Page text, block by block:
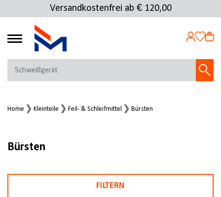
Versandkostenfrei ab € 120,00
4.72
MEIN KONTO
Jetzt anmelden
Jetzt registrieren
Home Kleinteile Feil- & Schleifmittel Bürsten
Bürsten
FILTERN